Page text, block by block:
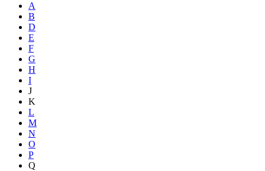
A
B
D
E
F
G
H
I
J
K
L
M
N
O
P
Q